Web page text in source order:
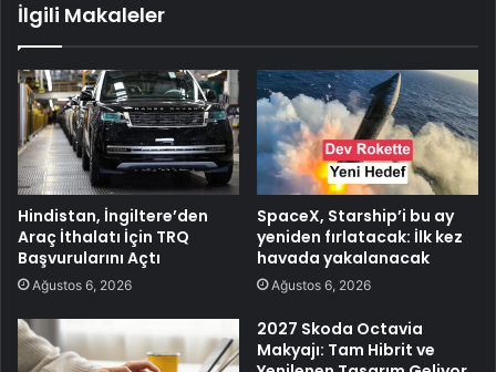
İlgili Makaleler
Hindistan, İngiltere’den
Araç İthalatı İçin TRQ
Başvurularını Açtı
Ağustos 6, 2026
SpaceX, Starship’i bu ay
yeniden fırlatacak: İlk kez
havada yakalanacak
Ağustos 6, 2026
2027 Skoda Octavia
Makyajı: Tam Hibrit ve